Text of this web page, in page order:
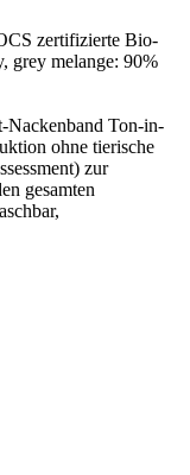
zertifizierte Bio-
grey melange: 90%
Nackenband Ton-in-
ohne tierische
zur
gesamten